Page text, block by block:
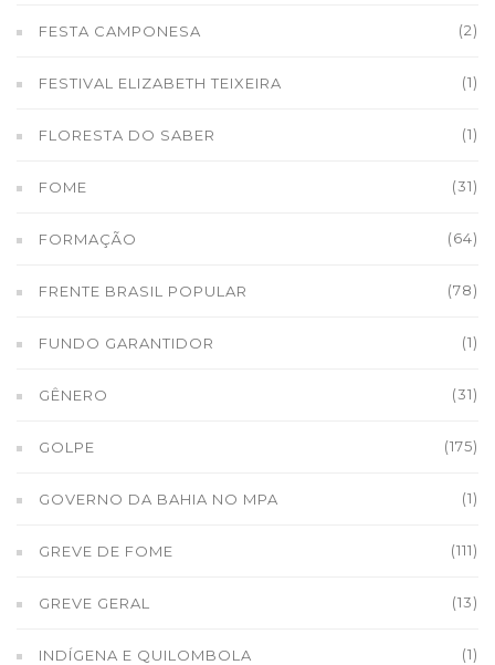
FESTA CAMPONESA (2)
FESTIVAL ELIZABETH TEIXEIRA (1)
FLORESTA DO SABER (1)
FOME (31)
FORMAÇÃO (64)
FRENTE BRASIL POPULAR (78)
FUNDO GARANTIDOR (1)
GÊNERO (31)
GOLPE (175)
GOVERNO DA BAHIA NO MPA (1)
GREVE DE FOME (111)
GREVE GERAL (13)
INDÍGENA E QUILOMBOLA (1)